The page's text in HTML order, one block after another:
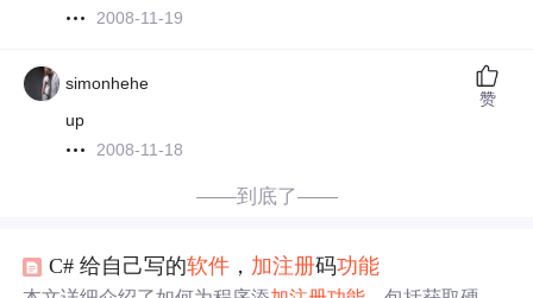
2008-11-19
simonhehe
up
2008-11-18
赞
——到底了——
C# 给自己写的软件 ， 加注册码功能